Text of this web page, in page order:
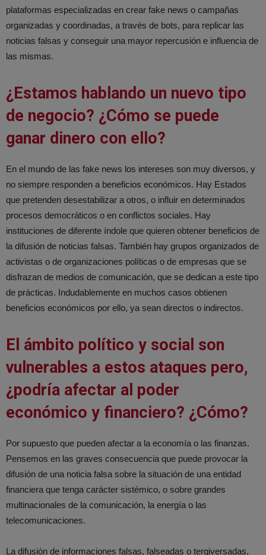
plataformas especializadas en crear fake news o campañas
organizadas y coordinadas, a través de bots, para replicar las
noticias falsas y conseguir una mayor repercusión e influencia de
las mismas.
¿Estamos hablando un nuevo tipo
de negocio? ¿Cómo se puede
ganar dinero con ello?
En el mundo de las fake news los intereses son muy diversos, y
no siempre responden a beneficios económicos. Hay Estados
que pretenden desestabilizar a otros, o influir en determinados
procesos democráticos o en conflictos sociales. Hay
instituciones de diferente índole que quieren obtener beneficios de
la difusión de noticias falsas. También hay grupos organizados de
activistas o de organizaciones políticas o de empresas que se
disfrazan de medios de comunicación, que se dedican a este tipo
de prácticas. Indudablemente en muchos casos obtienen
beneficios económicos por ello, ya sean directos o indirectos.
El ámbito político y social son
vulnerables a estos ataques pero,
¿podría afectar al poder
económico y financiero? ¿Cómo?
Por supuesto que pueden afectar a la economía o las finanzas.
Pensemos en las graves consecuencia que puede provocar la
difusión de una noticia falsa sobre la situación de una entidad
financiera que tenga carácter sistémico, o sobre grandes
multinacionales de la comunicación, la energía o las
telecomunicaciones.
La difusión de informaciones falsas, falseadas o tergiversadas,